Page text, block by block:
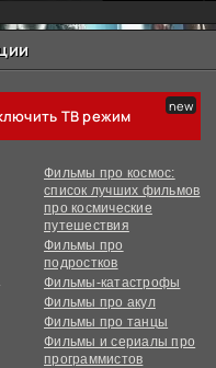
ТВ режим
Фильмы про космос:
список лучших фильмов
про космические
путешествия
Фильмы про
подростков
Фильмы-катастрофы
Фильмы про акул
Фильмы про танцы
Фильмы и сериалы про
программистов